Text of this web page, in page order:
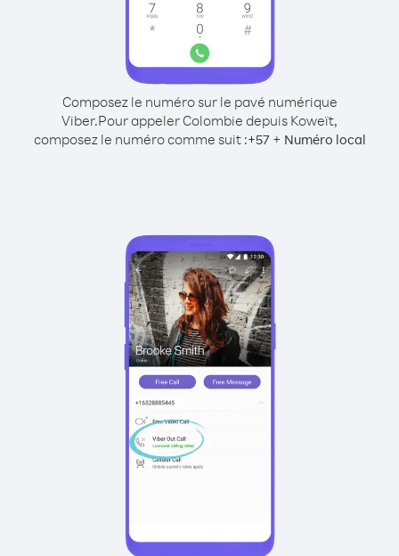
Composez le numéro sur le pavé numérique
Viber.Pour appeler Colombie depuis Koweït,
composez le numéro comme suit :+57+ Numéro local